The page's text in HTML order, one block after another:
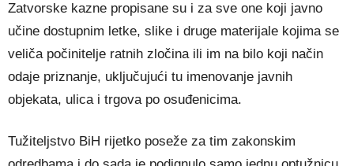
Zatvorske kazne propisane su i za sve one koji javno
učine dostupnim letke, slike i druge materijale kojima se
veliča počinitelje ratnih zločina ili im na bilo koji način
odaje priznanje, uključujući tu imenovanje javnih
objekata, ulica i trgova po osuđenicima.
Tužiteljstvo BiH rijetko poseže za tim zakonskim